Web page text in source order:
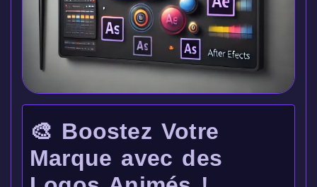
🎨 Boostez Votre
Marque avec des